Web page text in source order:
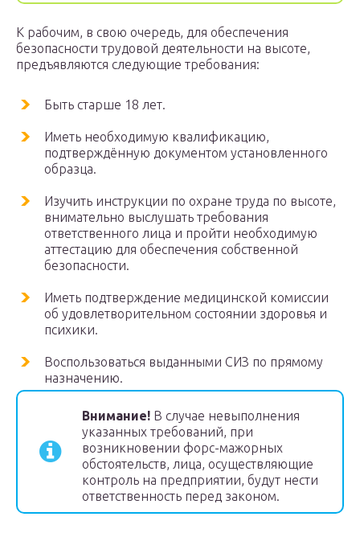
К рабочим, в свою очередь, для обеспечения
безопасности трудовой деятельности на высоте,
предъявляются следующие требования:
Быть старше 18 лет.
Иметь необходимую квалификацию,
подтверждённую документом установленного
образца.
Изучить инструкции по охране труда по высоте,
внимательно выслушать требования
ответственного лица и пройти необходимую
аттестацию для обеспечения собственной
безопасности.
Иметь подтверждение медицинской комиссии
об удовлетворительном состоянии здоровья и
психики.
Воспользоваться выданными СИЗ по прямому
назначению.
Внимание! В случае невыполнения
указанных требований, при
возникновении форс-мажорных
обстоятельств, лица, осуществляющие
контроль на предприятии, будут нести
ответственность перед законом.